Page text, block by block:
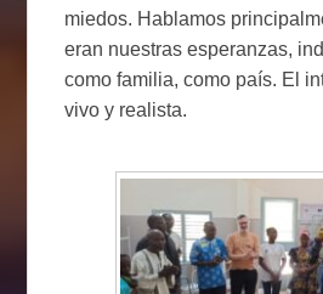
miedos. Hablamos
eran nuestras esperanzas,
como familia, como país. El
vivo y realista.